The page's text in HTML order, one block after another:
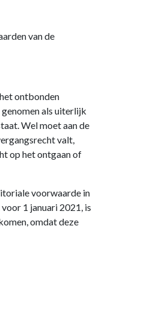
van de
ontbonden
als uiterlijk
Wel moet aan de
valt,
op het ontgaan of
voorwaarde in
1 januari 2021, is
omdat deze